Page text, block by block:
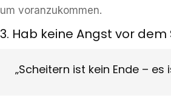
um voranzukommen.
3. Hab keine Angst vor dem
„Scheitern ist kein Ende – es